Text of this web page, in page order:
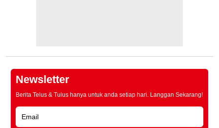
Newsletter
Berita Telus & Tulus hanya untuk anda setiap hari. Langgan Sekarang!